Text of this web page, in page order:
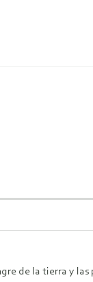
de la tierra y